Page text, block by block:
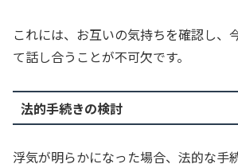
これには、お互いの気持ちを確認し、
て話し合うことが不可欠です。
法的手続きの検討
浮気が明らかになった場合、法的な手